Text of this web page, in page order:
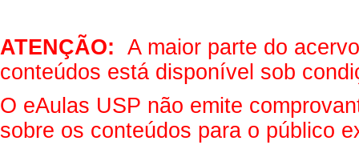
ATENÇÃO: A maior parte do
conteúdos está disponível sob
O eAulas USP não emite
sobre os conteúdos para o público